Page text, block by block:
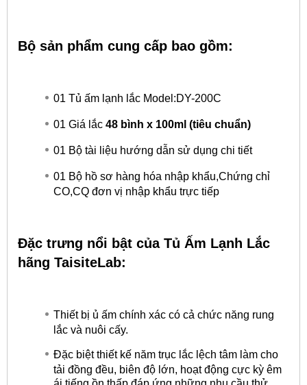
Bộ sản phẩm cung cấp bao gồm:
01 Tủ ấm lạnh lắc Model:DY-200C
01 Giá lắc 48 bình x 100ml (tiêu chuẩn)
01 Bộ tài liệu hướng dẫn sử dụng chi tiết
01 Bộ hồ sơ hàng hóa nhập khẩu,Chứng chỉ
CO,CQ đơn vị nhập khẩu trực tiếp
Đặc trưng nổi bật của Tủ Ấm Lạnh Lắc
hãng TaisiteLab:
Thiết bị ủ ấm chính xác có cả chức năng rung
lắc và nuôi cấy.
Đặc biệt thiết kế năm trục lắc lệch tâm làm cho
tải đồng đều, biên độ lớn, hoạt động cực kỳ êm